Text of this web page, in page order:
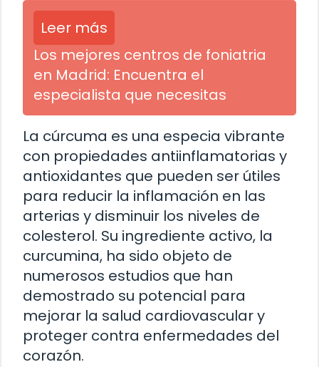
Leer más
Los mejores centros de foniatria
en Madrid: Encuentra el
especialista que necesitas
La cúrcuma es una especia vibrante
con propiedades antiinflamatorias y
antioxidantes que pueden ser útiles
para reducir la inflamación en las
arterias y disminuir los niveles de
colesterol. Su ingrediente activo, la
curcumina, ha sido objeto de
numerosos estudios que han
demostrado su potencial para
mejorar la salud cardiovascular y
proteger contra enfermedades del
corazón.